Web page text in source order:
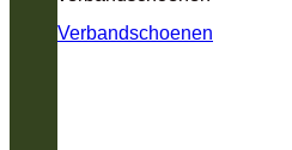
Verbandschoenen